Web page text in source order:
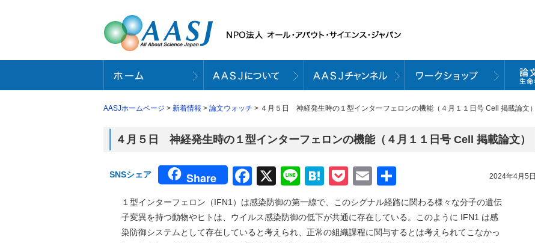
AASJホームページ > 新着情報 > 論文ウォッチ > ４月５日 神経発生時の１型インターフェロンの機能（４月１１日号 Cell 掲載論文）
４月５日 神経発生時の１型インターフェロンの機能（４月１１日号 Cell 掲載論文）
2024年4月5日
SNSシェア Share Facebook
X LineHatena
Pocket
Email
有
１型インターフェロン（IFN1）は感染防御の第一線で、このシグナル経路に関わる様々な分子の遺伝
子変異を持つ動物やヒトは、ウイルス感染防御の低下が共通に存在している。このように IFN1 は感
染防御システムとして存在していると考えられ、正常の組織課程に関与するとは考えられてこなかっ